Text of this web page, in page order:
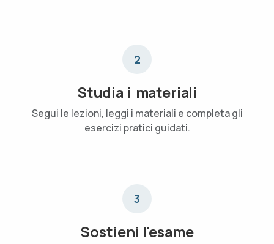
2
Studia i materiali
Segui le lezioni, leggi i materiali e completa gli
esercizi pratici guidati.
3
Sostieni l'esame